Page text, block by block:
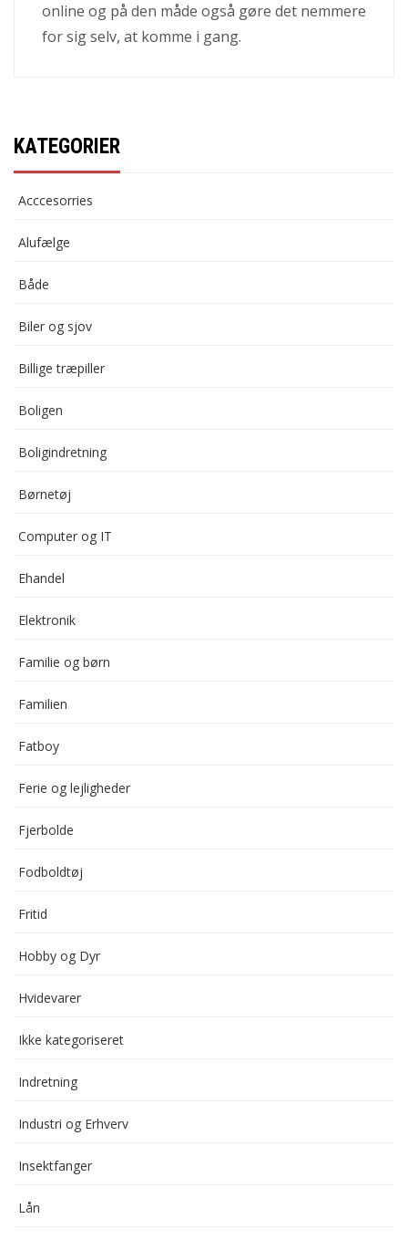
online og på den måde også gøre det nemmere
for sig selv, at komme i gang.
KATEGORIER
Acccesorries
Alufælge
Både
Biler og sjov
Billige træpiller
Boligen
Boligindretning
Børnetøj
Computer og IT
Ehandel
Elektronik
Familie og børn
Familien
Fatboy
Ferie og lejligheder
Fjerbolde
Fodboldtøj
Fritid
Hobby og Dyr
Hvidevarer
Ikke kategoriseret
Indretning
Industri og Erhverv
Insektfanger
Lån